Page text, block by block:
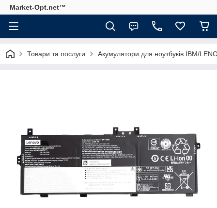
Market-Opt.net™
Товари та послуги Акумулятори для ноутбуків IBM/